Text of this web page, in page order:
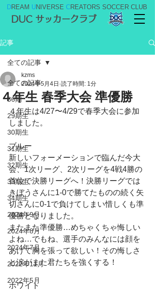
DREAM UNIVERSE CREATORS SOCCER CLUB
DUC サッカークラブ
記事
全ての記事
36期
29期生
30期生
31期生
32期生
33期生
34期生
2024年9月
2024年8月
2024年7月
2022年11月
2022年5月
全ての記事
４年生 春季大会 準優勝
kzms
2024年5月4日 読了時間: 1分
４年生は4/27〜4/29で春季大会に参加
しました。
ブルー
新しいフォーメーションで臨んだ今大
会、1次リーグ、2次リーグを4戦4勝の
首位で決勝リーグへ！決勝リーグでは
きぼうさんに1-0で勝てたものの続く矢
切さんに0-1で負けてしまい惜しくも準
優勝となりました。
またまた準優勝…めちゃくちゃ悔しい
よね…でもね、選手のみんなには顔を
あげて胸を張って欲しい！その悔しさ
と涙がまた君たちを強くする！
ホワイト